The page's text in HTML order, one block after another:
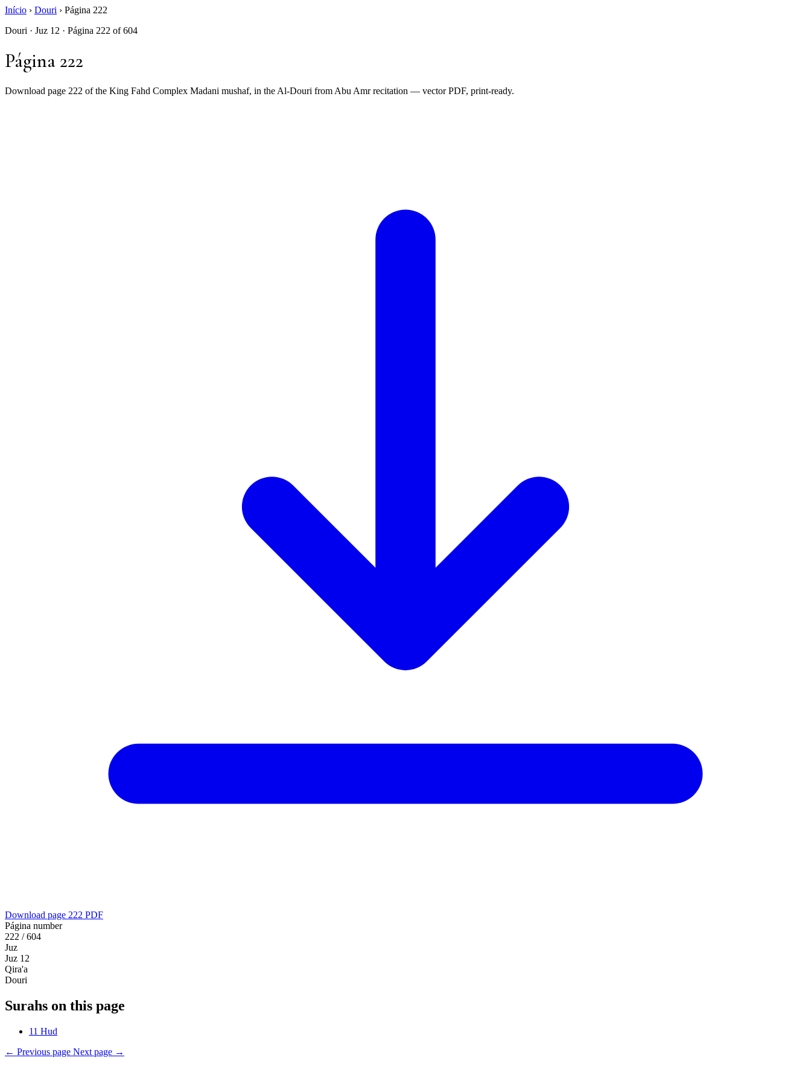
Início › Douri › Página 222
Douri · Juz 12 · Página 222 of 604
Página 222
Download page 222 of the King Fahd Complex Madani mushaf, in the Al-Douri from Abu Amr recitation — vector PDF, print-ready.
Download page 222 PDF
Página number
222 / 604
Juz
Juz 12
Qira'a
Douri
Surahs on this page
11 Hud
← Previous page Next page →